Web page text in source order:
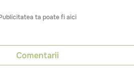
ta poate fi aici
Comentarii